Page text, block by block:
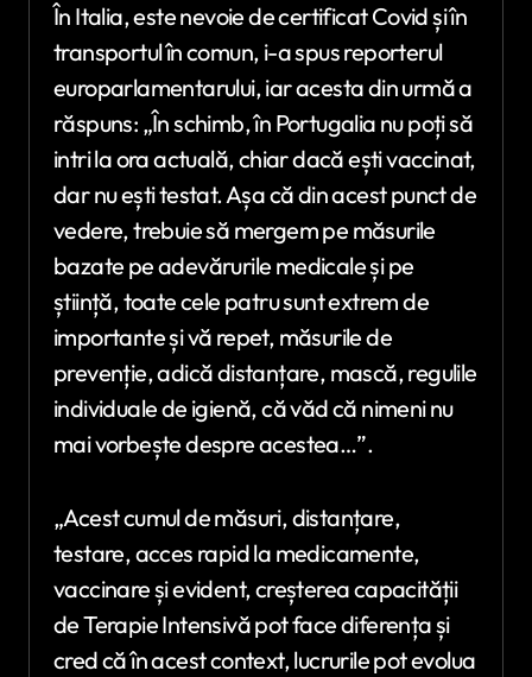
În Italia, este nevoie de certificat Covid și în
transportul în comun, i-a spus reporterul
europarlamentarului, iar acesta din urmă a
răspuns: „În schimb, în Portugalia nu poți să
intri la ora actuală, chiar dacă ești vaccinat,
dar nu ești testat. Așa că din acest punct de
vedere, trebuie să mergem pe măsurile
bazate pe adevărurile medicale și pe
știință, toate cele patru sunt extrem de
importante și vă repet, măsurile de
prevenție, adică distanțare, mască, regulile
individuale de igienă, că văd că nimeni nu
mai vorbește despre acestea…”.
„Acest cumul de măsuri, distanțare,
testare, acces rapid la medicamente,
vaccinare și evident, creșterea capacității
de Terapie Intensivă pot face diferența și
cred că în acest context, lucrurile pot evolua